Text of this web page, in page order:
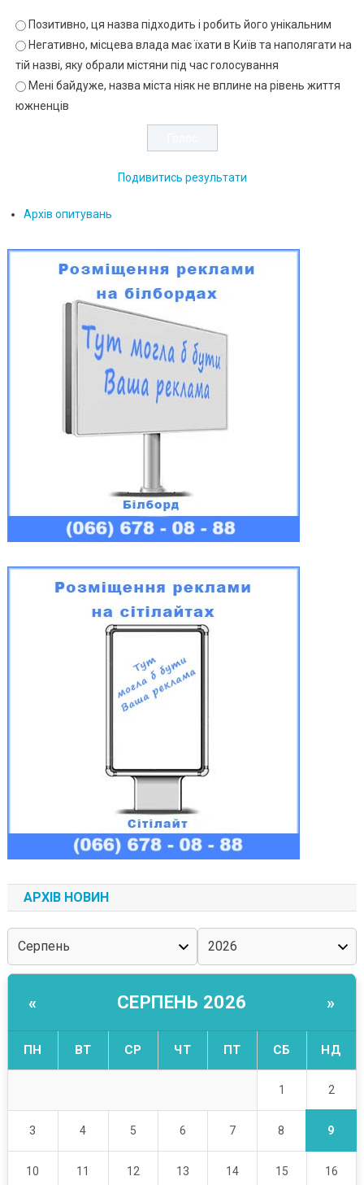
Позитивно, ця назва підходить і робить його унікальним
Негативно, місцева влада має їхати в Київ та наполягати на
тій назві, яку обрали містяни під час голосування
Мені байдуже, назва міста ніяк не вплине на рівень життя
южненців
Подивитись результати
Архів опитувань
АРХІВ НОВИН
« СЕРПЕНЬ 2026 »
ПН ВТ СР ЧТ ПТ СБ НД
1 2
3 4 5 6 7 8 9
10 11 12 13 14 15 16